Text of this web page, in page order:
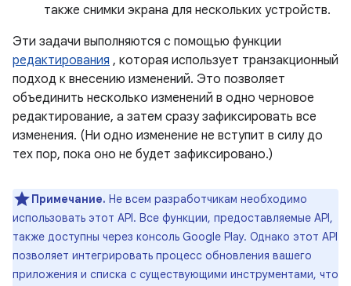
также снимки экрана для нескольких устройств.
Эти задачи выполняются с помощью функции
редактирования , которая использует транзакционный
подход к внесению изменений. Это позволяет
объединить несколько изменений в одно черновое
редактирование, а затем сразу зафиксировать все
изменения. (Ни одно изменение не вступит в силу до
тех пор, пока оно не будет зафиксировано.)
Примечание. Не всем разработчикам необходимо
использовать этот API. Все функции, предоставляемые API,
также доступны через консоль Google Play. Однако этот API
позволяет интегрировать процесс обновления вашего
приложения и списка с существующими инструментами, что